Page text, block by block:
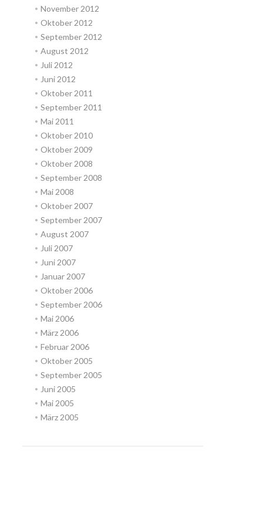
November 2012
Oktober 2012
September 2012
August 2012
Juli 2012
Juni 2012
Oktober 2011
September 2011
Mai 2011
Oktober 2010
Oktober 2009
Oktober 2008
September 2008
Mai 2008
Oktober 2007
September 2007
August 2007
Juli 2007
Juni 2007
Januar 2007
Oktober 2006
September 2006
Mai 2006
März 2006
Februar 2006
Oktober 2005
September 2005
Juni 2005
Mai 2005
März 2005